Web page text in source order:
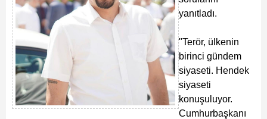
yanıtladı.
"Terör, ülkenin
birinci gündem
siyaseti. Hendek
siyaseti
konuşuluyor.
Cumhurbaşkanı